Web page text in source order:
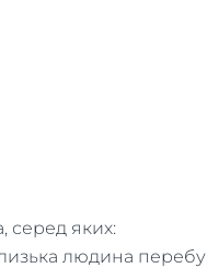
серед яких:
людина